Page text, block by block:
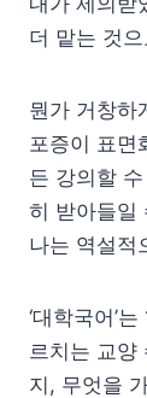
더 맡는 것
뭔가 거창하
포증이 표면
든 강의할
히 받아들일
나는 역설적
‘대학국어’
르치는 교양
지, 무엇을